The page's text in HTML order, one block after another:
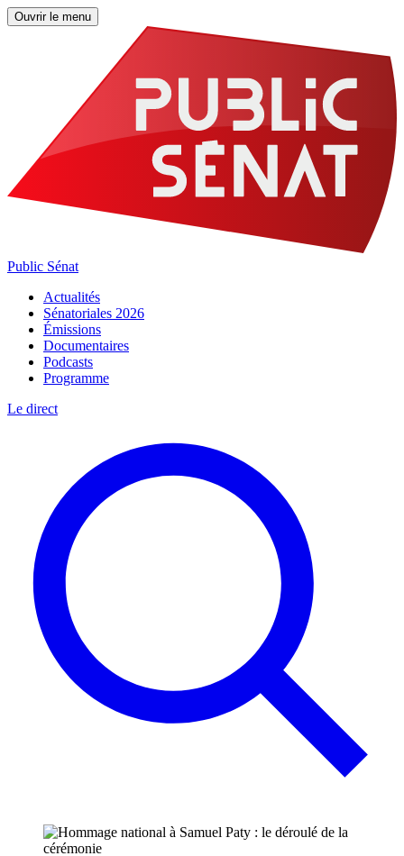
Ouvrir le menu
Public Sénat
Actualités
Sénatoriales 2026
Émissions
Documentaires
Podcasts
Programme
Le direct